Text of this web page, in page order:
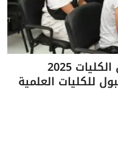
كل ما تريد معرفته عن تنسيق الكليات 2025
للكليات العلمية